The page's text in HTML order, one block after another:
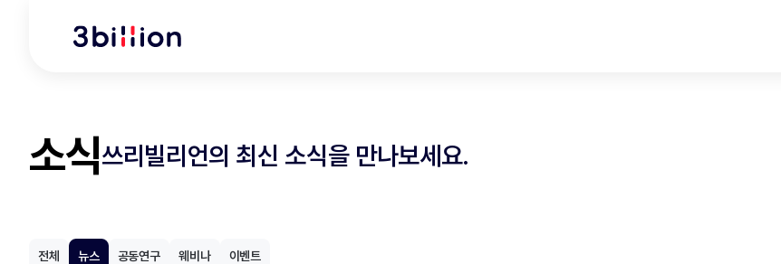
소식쓰리빌리언의 최신 소식을 만나보세요.
전체 뉴스 공동연구 웨비나 이벤트